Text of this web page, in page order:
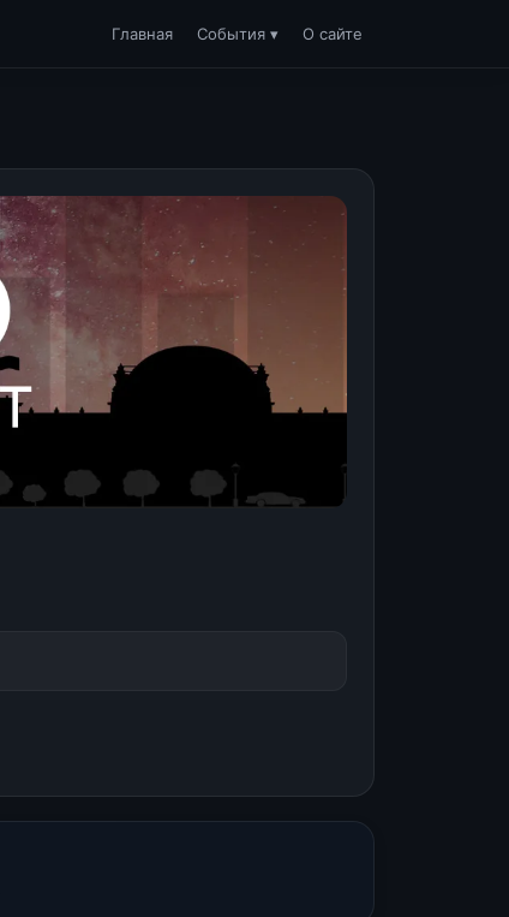
Главная События ▾ О сайте